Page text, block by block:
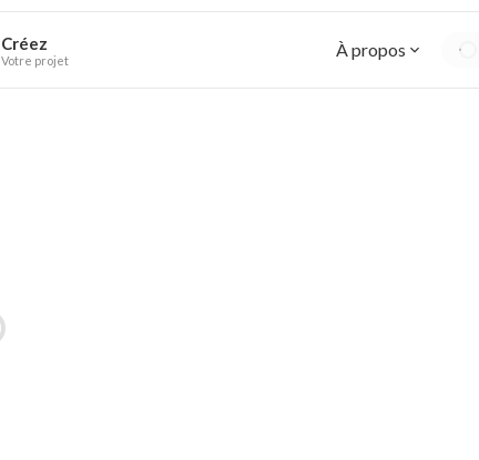
Créez
Votre projet À propos